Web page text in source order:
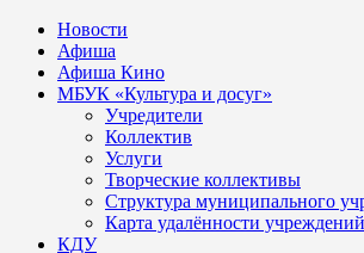
Новости
Афиша
Афиша Кино
МБУК «Культура и досуг»
Учредители
Коллектив
Услуги
Творческие коллективы
Структура муниципального
Карта удалённости учреждений
КДУ